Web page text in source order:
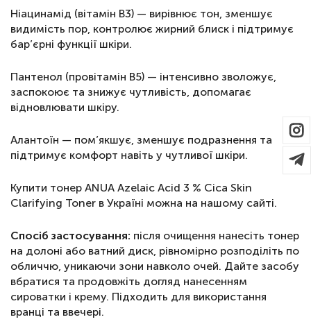
Ніацинамід (вітамін B3) — вирівнює тон, зменшує
видимість пор, контролює жирний блиск і підтримує
бар’єрні функції шкіри.
Пантенол (провітамін B5) — інтенсивно зволожує,
заспокоює та знижує чутливість, допомагає
відновлювати шкіру.
Алантоїн — пом’якшує, зменшує подразнення та
підтримує комфорт навіть у чутливої шкіри.
Купити тонер ANUA Azelaic Acid 3 % Cica Skin
Clarifying Toner в Україні можна на нашому сайті.
Спосіб застосування: після очищення нанесіть тонер
на долоні або ватний диск, рівномірно розподіліть по
обличчю, уникаючи зони навколо очей. Дайте засобу
вбратися та продовжіть догляд нанесенням
сироватки і крему. Підходить для використання
вранці та ввечері.